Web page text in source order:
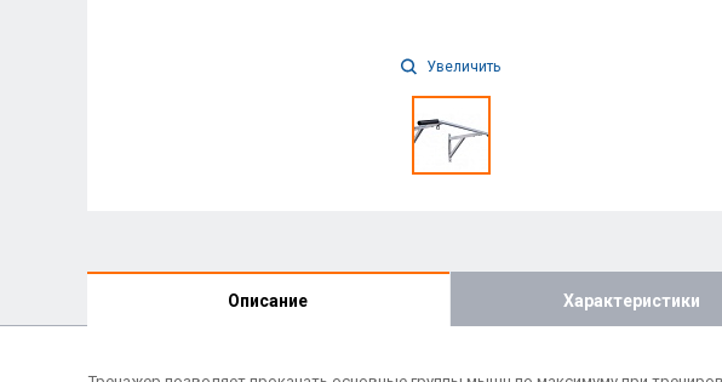
Увеличить
Описание Характеристики